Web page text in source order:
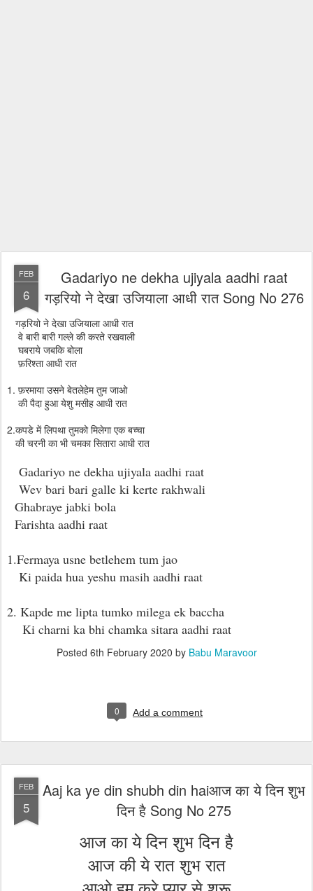
FEB
6
Gadariyo ne dekha ujiyala aadhi raat
गड़रियो ने देखा उजियाला आधी रात Song No 276
गड़रियो ने देखा उजियाला आधी रात
वे बारी बारी गल्ले की करते रखवाली
घबराये जबकि बोला
फ़रिश्ता आधी रात
1. फ़रमाया उसने बेतलेहेम तुम जाओ
की पैदा हुआ येशु मसीह आधी रात
2.कपडे में लिपथा तुमको मिलेगा एक बच्चा
की चरनी का भी चमका सितारा आधी रात
Gadariyo ne dekha ujiyala aadhi raat
Wev bari bari galle ki kerte rakhwali
Ghabraye jabki bola
Farishta aadhi raat
1.Fermaya usne betlehem tum jao
Ki paida hua yeshu masih aadhi raat
2. Kapde me lipta tumko milega ek baccha
Ki charni ka bhi chamka sitara aadhi raat
Posted 6th February 2020 by Babu Maravoor
0 Add a comment
FEB
5
Aaj ka ye din shubh din haiआज का ये दिन शुभ
दिन है Song No 275
आज का ये दिन शुभ दिन है
आज की ये रात शुभ रात